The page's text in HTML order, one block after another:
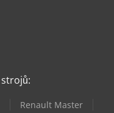
Renault Master